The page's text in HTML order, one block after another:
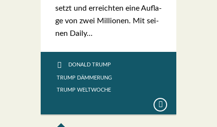
setzt und erreich­ten eine Auf­la­
ge von zwei Mil­lio­nen. Mit sei­
nen Dai­ly…
DONALD TRUMP
TRUMP DÄMMERUNG
TRUMP WELTWOCHE